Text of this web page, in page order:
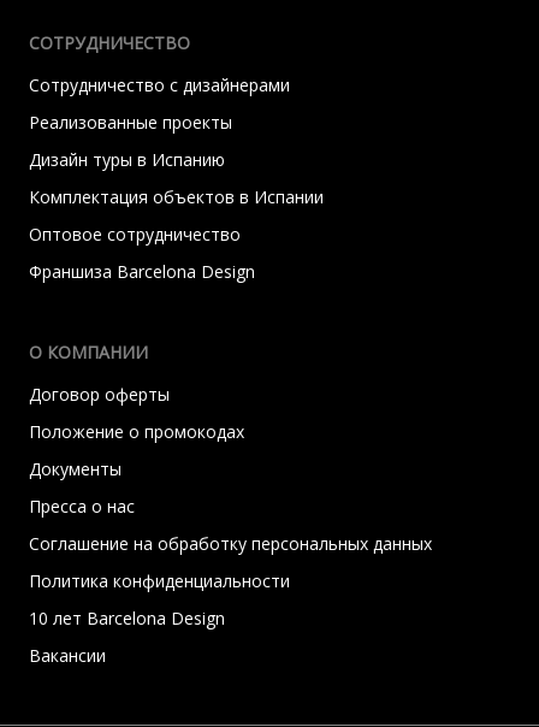
СОТРУДНИЧЕСТВО
Сотрудничество с дизайнерами
Реализованные проекты
Дизайн туры в Испанию
Комплектация объектов в Испании
Оптовое сотрудничество
Франшиза Barcelona Design
О КОМПАНИИ
Договор оферты
Положение о промокодах
Документы
Пресса о нас
Соглашение на обработку персональных данных
Политика конфиденциальности
10 лет Barcelona Design
Вакансии